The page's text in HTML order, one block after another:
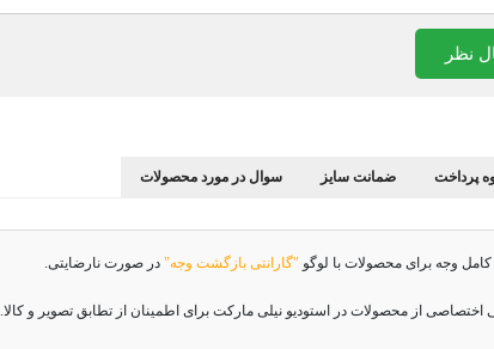
نظر
پرداخت ضمانت سایز سوال در مورد محصولات
وجه برای محصولات با لوگو "گارانتی بازگشت وجه" در صورت نارضایتی.
از محصولات در استودیو نیلی مارکت برای اطمینان از تطابق تصویر و کالا.